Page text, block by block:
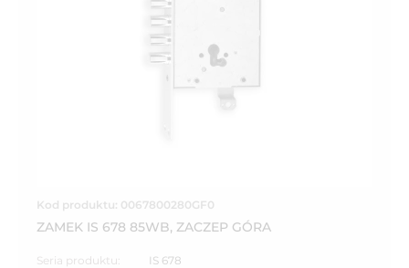
Kod produktu: 0067800280GF0
ZAMEK IS 678 85WB, ZACZEP GÓRA
Seria produktu:
IS 678